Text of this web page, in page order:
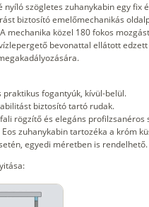
nyíló szögletes zuhanykabin egy fix
biztosító emelőmechanikás
mechanika közel 180 fokos
bevonattal ellátott
praktikus fogantyúk, kívül-belül.
biztosító tartó rudak.
rögzítő és elegáns profilzsanéros
zuhanykabin tartozéka a króm
egyedi méretben is rendelhető.